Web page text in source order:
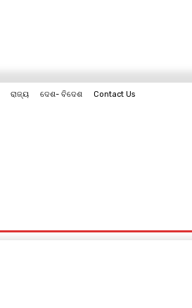
ରାଜ୍ୟ ଦେଶ- ବିଦେଶ Contact Us